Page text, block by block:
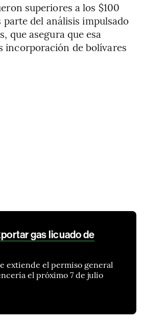
superiores a los $100
del análisis impulsado
que asegura que esa
incorporación de bolívares
gas licuado de
extiende el permiso general
el próximo 7 de julio